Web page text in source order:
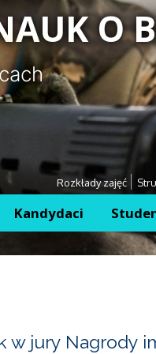
O
Rozkłady zajęć
Kandydaci
w jury Nagrody